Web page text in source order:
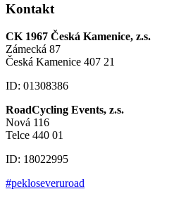
Kontakt
CK 1967 Česká Kamenice, z.s.
Zámecká 87
Česká Kamenice 407 21
ID: 01308386
RoadCycling Events, z.s.
Nová 116
Telce 440 01
ID: 18022995
#pekloseveruroad